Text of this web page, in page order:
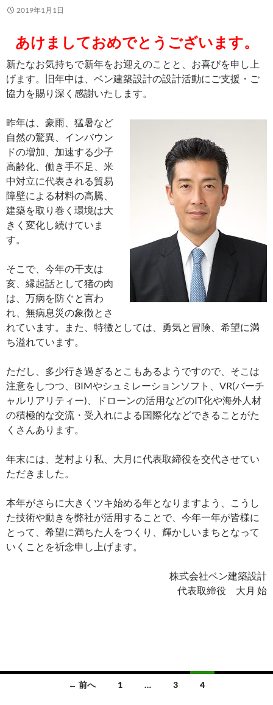
2019年1月1日
あけましておめでとうございます。
新たなお気持ちで新年をお迎えのことと、お喜びを申し上
げます。旧年中は、ベン建築設計の設計活動にご支援・ご
協力を賜り深く感謝いたします。
昨年は、豪雨、猛暑など
自然の驚異、インバウン
ドの増加、加速する少子
高齢化、働き手不足、米
中対立に代表される貿易
障壁による材料の高騰、
建築を取り巻く環境は大
きく変化し続けていま
す。
そこで、今年の干支は
亥、縁起話として猪の肉
は、万病を防ぐと言わ
れ、無病息災の象徴とさ
れています。また、特徴としては、勇気と冒険、希望に満
ち溢れています。
ただし、多少行き過ぎるとこもあるようですので、そこは
注意をしつつ、BIMやシュミレーションソフト、VR(バーチ
ャルリアリティー)、ドローンの活用などのIT化や海外人材
の積極的な交流・受入れによる国際化などできることがた
くさんあります。
年末には、芝村より私、大月に代表取締役を交代させてい
ただきました。
本年がさらに大きくツキ始める年となりますよう、こうし
た技術や動きを弊社が活用することで、今年一年が皆様に
とって、希望に満ちた人をつくり、輝かしいまちとなって
いくことを祈念申し上げます。
株式会社ベン建築設計
代表取締役 大月 始
← 前へ 1 … 3 4